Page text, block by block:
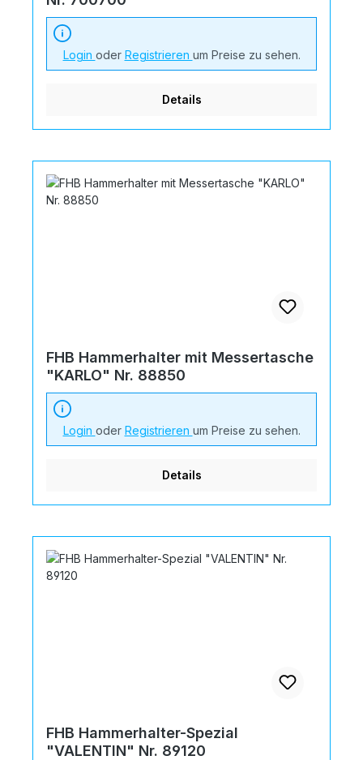
Login oder Registrieren um Preise zu sehen.
Details
FHB Hammerhalter mit Messertasche
"KARLO" Nr. 88850
Login oder Registrieren um Preise zu sehen.
Details
FHB Hammerhalter-Spezial
"VALENTIN" Nr. 89120